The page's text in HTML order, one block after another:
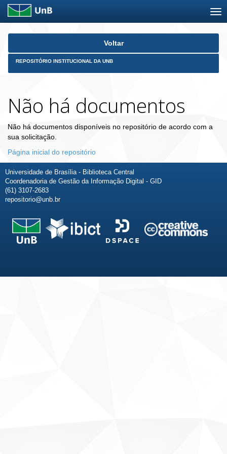
Skip
Voltar
REPOSITÓRIO INSTITUCIONAL DA UNB
Não há documentos
Não há documentos disponíveis no repositório de acordo com a
sua solicitação.
Página inicial do repositório
Universidade de Brasília - Biblioteca Central
Coordenadoria de Gestão da Informação Digital - GID
(61) 3107-2683
repositorio@unb.br